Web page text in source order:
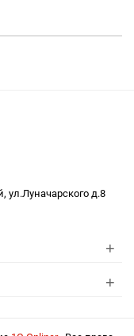
ул.Луначарского д.8
+
+